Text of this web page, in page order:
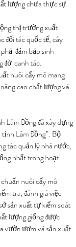
lượng chưa thực sự
thị trường xuất
đối tác quốc tế, cây
đảm bảo sinh
đời canh tác.
nuôi cấy mô mang
cao chất lượng và
Lâm Đồng đã xây dựng
tỉnh Lâm Đồng”. Bộ
tác quản lý nhà nước,
nhất trong hoạt
nuôi cấy mô
tra, đánh giá việc
sản xuất tự kiểm soát
lượng giống được
vườn ươm và sản xuất